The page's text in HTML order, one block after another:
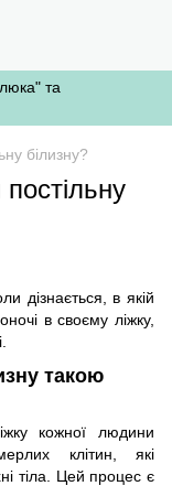
та
білизну?
дізнається, в якій
в своєму ліжку,
такою
кожної людини
клітин, які
тіла. Цей процес є